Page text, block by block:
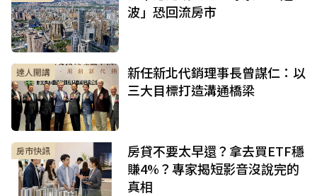
波」恐回流房市
達人開講
新任新北代銷理事長曾謀仁：以
三大目標打造溝通橋梁
房市快訊
房貸不要太早還？拿去買ETF穩
賺4%？專家揭短影音沒說完的
真相